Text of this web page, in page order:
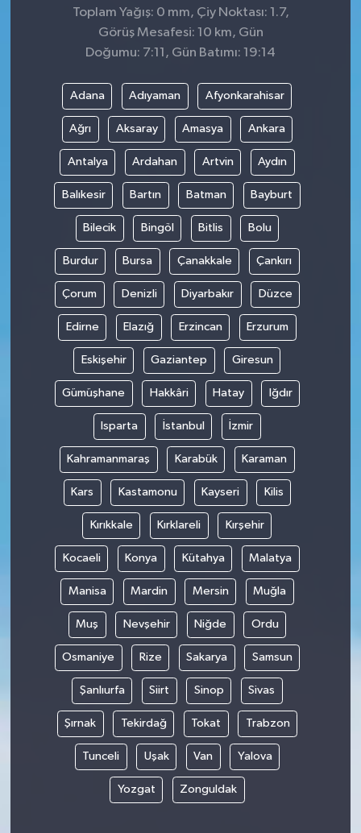
Toplam Yağış: 0 mm, Çiy Noktası: 1.7,
Görüş Mesafesi: 10 km, Gün
Doğumu: 7:11, Gün Batımı: 19:14
Adana Adıyaman Afyonkarahisar
Ağrı Aksaray Amasya Ankara
Antalya Ardahan Artvin Aydın
Balıkesir Bartın Batman Bayburt
Bilecik Bingöl Bitlis Bolu
Burdur Bursa Çanakkale Çankırı
Çorum Denizli Diyarbakır Düzce
Edirne Elazığ Erzincan Erzurum
Eskişehir Gaziantep Giresun
Gümüşhane Hakkâri Hatay Iğdır
Isparta İstanbul İzmir
Kahramanmaraş Karabük Karaman
Kars Kastamonu Kayseri Kilis
Kırıkkale Kırklareli Kırşehir
Kocaeli Konya Kütahya Malatya
Manisa Mardin Mersin Muğla
Muş Nevşehir Niğde Ordu
Osmaniye Rize Sakarya Samsun
Şanlıurfa Siirt Sinop Sivas
Şırnak Tekirdağ Tokat Trabzon
Tunceli Uşak Van Yalova
Yozgat Zonguldak